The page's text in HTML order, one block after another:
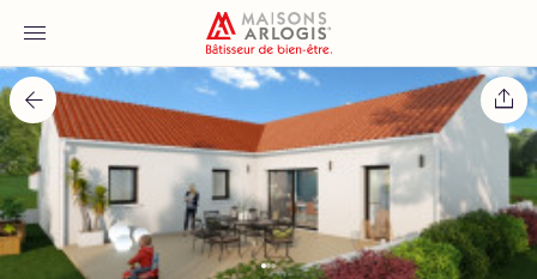
Accueil
Nos maisons
Nos annonces